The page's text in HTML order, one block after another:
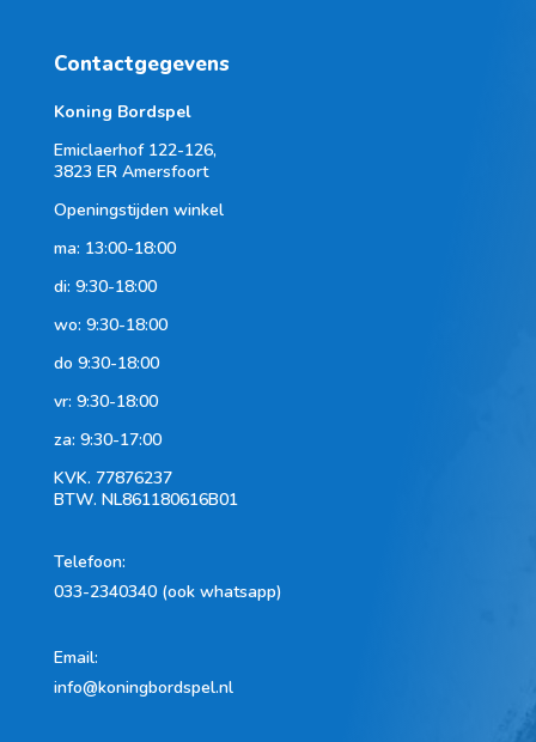
Contactgegevens
Koning Bordspel
Emiclaerhof 122-126,
3823 ER Amersfoort
Openingstijden winkel
ma: 13:00-18:00
di: 9:30-18:00
wo: 9:30-18:00
do 9:30-18:00
vr: 9:30-18:00
za: 9:30-17:00
KVK. 77876237
BTW. NL861180616B01
Telefoon:
033-2340340 (ook whatsapp)
Email:
info@koningbordspel.nl